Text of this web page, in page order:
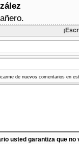
de nuevos comentarios en
usted garantiza que no